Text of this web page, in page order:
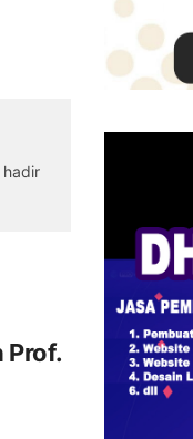
hadir
Prof.